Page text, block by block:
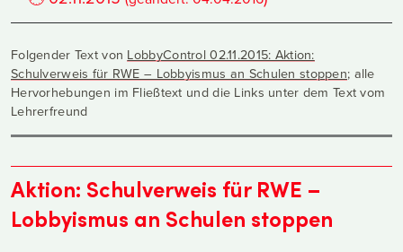
Folgender Text von LobbyControl 02.11.2015: Aktion:
Schulverweis für RWE – Lobbyismus an Schulen stoppen; alle
Hervorhebungen im Fließtext und die Links unter dem Text vom
Lehrerfreund
Aktion: Schulverweis für RWE –
Lobbyismus an Schulen stoppen